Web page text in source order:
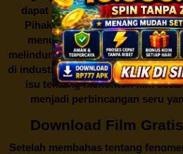
dapat merugikan industri
Pihak berwenang pun turut
menutup situs-situs ilegal
melindungi keberlangsungan
di industri hiburan. Konflik
isu tentang menonton film
menjadi perbincangan seru
Download Film
Setelah membahas tentang